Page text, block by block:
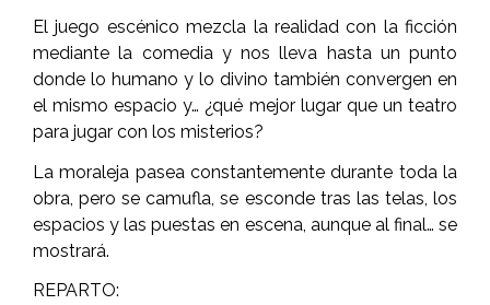
El juego escénico mezcla la realidad con la ficción
mediante la comedia y nos lleva hasta un punto
donde lo humano y lo divino también convergen en
el mismo espacio y… ¿qué mejor lugar que un teatro
para jugar con los misterios?
La moraleja pasea constantemente durante toda la
obra, pero se camufla, se esconde tras las telas, los
espacios y las puestas en escena, aunque al final… se
mostrará.
REPARTO: